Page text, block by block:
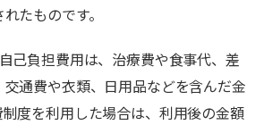
たものです。
己負担費用は、治療費や食事代、差
通費や衣類、日用品などを含んだ金
度を利用した場合は、利用後の金額